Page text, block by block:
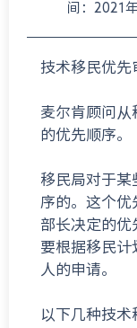
间：2021
技术移民优先
麦尔肯顾问从
的优先顺序。
移民局对于某
序的。这个优
部长决定的优
要根据移民计
人的申请。
以下几种技